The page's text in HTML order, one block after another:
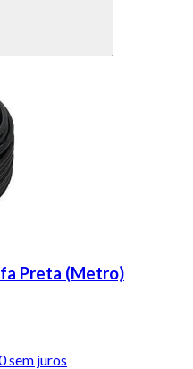
Preta (Metro)
sem juros